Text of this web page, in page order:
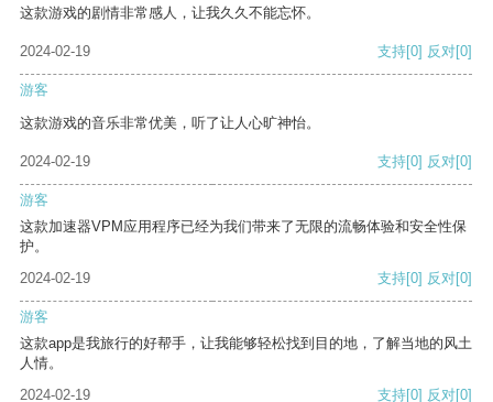
这款游戏的剧情非常感人，让我久久不能忘怀。
2024-02-19 支持[0] 反对[0]
游客
这款游戏的音乐非常优美，听了让人心旷神怡。
2024-02-19 支持[0] 反对[0]
游客
这款加速器VPM应用程序已经为我们带来了无限的流畅体验和安全性保
护。
2024-02-19
支持[0] 反对[0]
游客
这款app是我旅行的好帮手，让我能够轻松找到目的地，了解当地的风土
人情。
2024-02-19
支持[0] 反对[0]